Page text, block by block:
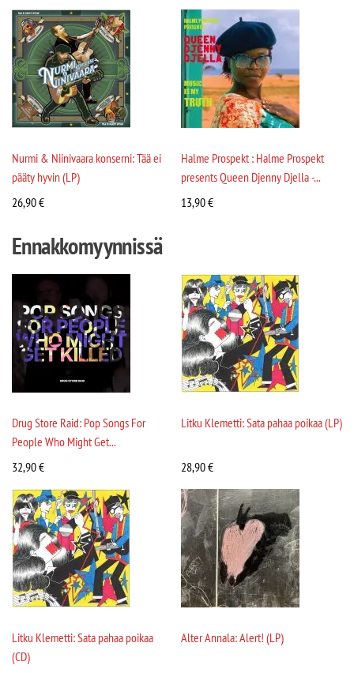
Nurmi & Niinivaara konserni: Tää ei
pääty hyvin (LP)
26,90€
Halme Prospekt : Halme Prospekt
presents Queen Djenny Djella -...
13,90€
Ennakkomyynnissä
Drug Store Raid: Pop Songs For
People Who Might Get...
32,90€
Litku Klemetti: Sata pahaa poikaa (LP)
28,90€
Litku Klemetti: Sata pahaa poikaa
(CD)
Alter Annala: Alert! (LP)